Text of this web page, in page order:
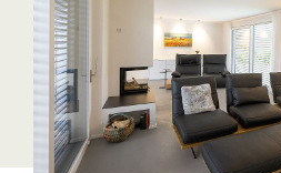
Blaguss
Bundesverband
Cineplexx
Colmobil Austria